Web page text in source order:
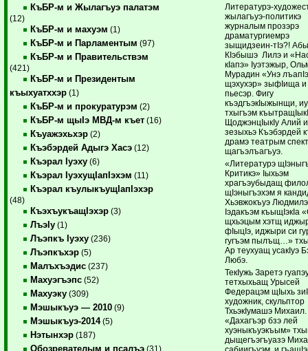
КъБР-м и Жылагъуэ палатэм
(12)
КъБР-м и махуэм (1)
КъБР-м и Парламентым (97)
КъБР-м и Правительствэм
(421)
КъБР-м и Президентым
къыхуатххэр (1)
КъБР-м и прокуратурэм (2)
КъБР-м щыIэ МВД-м къет (16)
Къуажэхьхэр (2)
Къэбэрдей Адыгэ Хасэ (12)
Къэрал Iуэху (6)
Къэрал IуэхущIапIэхэм (11)
Къэрал къулыкъущIапIэхэр
(48)
КъэхъукъащIэхэр (3)
ЛъэIу (1)
Лъэпкъ Iуэху (236)
Лъэпкъхэр (5)
Малъхъэдис (237)
Махуэгъэпс (52)
Махуэку (309)
Мэшыкъуэ — 2010 (9)
Мэшыкъуэ-2014(5)
Нэтынхэр (187)
Обозревателым и псалъэ (31)
Литературэ-
жылагъуэ-политикэ
журналым прозэрэ
драматургиемрэ
зыщидзеин-тIэ?!
КIэбышэ Лилэ и
кIапэ» Iуэтэжыр,
Мурадин «Унэ
щэхухэр» зыфIища и
пьесэр. Фигу
къэдгъэкIыжынщи,
тхыгъэм
ЩоджэнцIыкIу Алий
зезыхьэ Къэбэрдей
драмэ театрым
щагъэлъагъуэ.
«Литературэ
Критикэ» Iыхьэм
храгъэубыдащ
щIэныгъэхэм я
Хьэвжокъуэ
Iэдакъэм къыщIэкIа
щхьэцым хэтщ
фIыцIэ, иджыри си
гугъэм пылъщ…»
Ар теухуащ усакIуэ
Любэ.
ТекIужь Заретэ
тетхыхьащ Урысей
Федерацэм щIыхь
художник, скульптор
ТхьэкIумашэ Михаил.
«Дахагъэр бзэ лей
хуэныкъуэкъым»
дыщегъэгъуазэ